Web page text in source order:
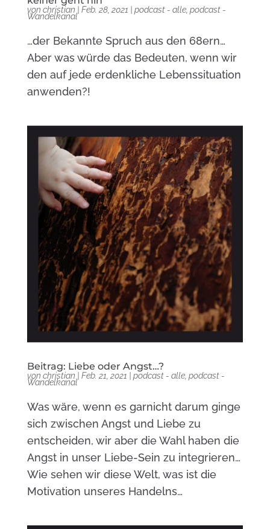
von christian Feb. 28, 2021 podcast - alle, podcast -
Wandelkanal
…der Bekannte Spruch aus den 68ern…
Aber was würde das Bedeuten, wenn wir
den auf jede erdenkliche Lebenssituation
anwenden?!
Beitrag: Liebe oder Angst…?
von christian | Feb. 21, 2021 | podcast - alle, podcast -
Wandelkanal
Was wäre, wenn es garnicht darum ginge
sich zwischen Angst und Liebe zu
entscheiden, wir aber die Wahl haben die
Angst in unser Liebe-Sein zu integrieren…
Wie sehen wir diese Welt, was ist die
Motivation unseres Handelns…